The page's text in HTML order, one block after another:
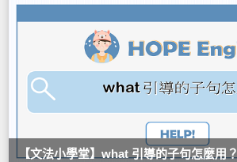
【文法小學堂】what 引導的子句怎麼用？